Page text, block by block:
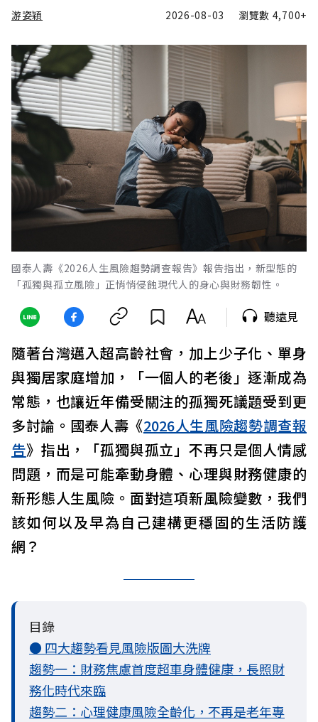
游姿穎 2026-08-03 瀏覽數 4,700+
國泰人壽《2026人生風險趨勢調查報告》報告指出，新型態的
「孤獨與孤立風險」正悄悄侵蝕現代人的身心與財務韌性。
聽遠見
隨著台灣邁入超高齡社會，加上少子化、單身
與獨居家庭增加，「一個人的老後」逐漸成為
常態，也讓近年備受關注的孤獨死議題受到更
多討論。國泰人壽《2026人生風險趨勢調查報
告》指出，「孤獨與孤立」不再只是個人情感
問題，而是可能牽動身體、心理與財務健康的
新形態人生風險。面對這項新風險變數，我們
該如何以及早為自己建構更穩固的生活防護
網？
目錄
● 四大趨勢看見風險版圖大洗牌
趨勢一：財務焦慮首度超車身體健康，長照財
務化時代來臨
趨勢二：心理健康風險全齡化，不再是老年專